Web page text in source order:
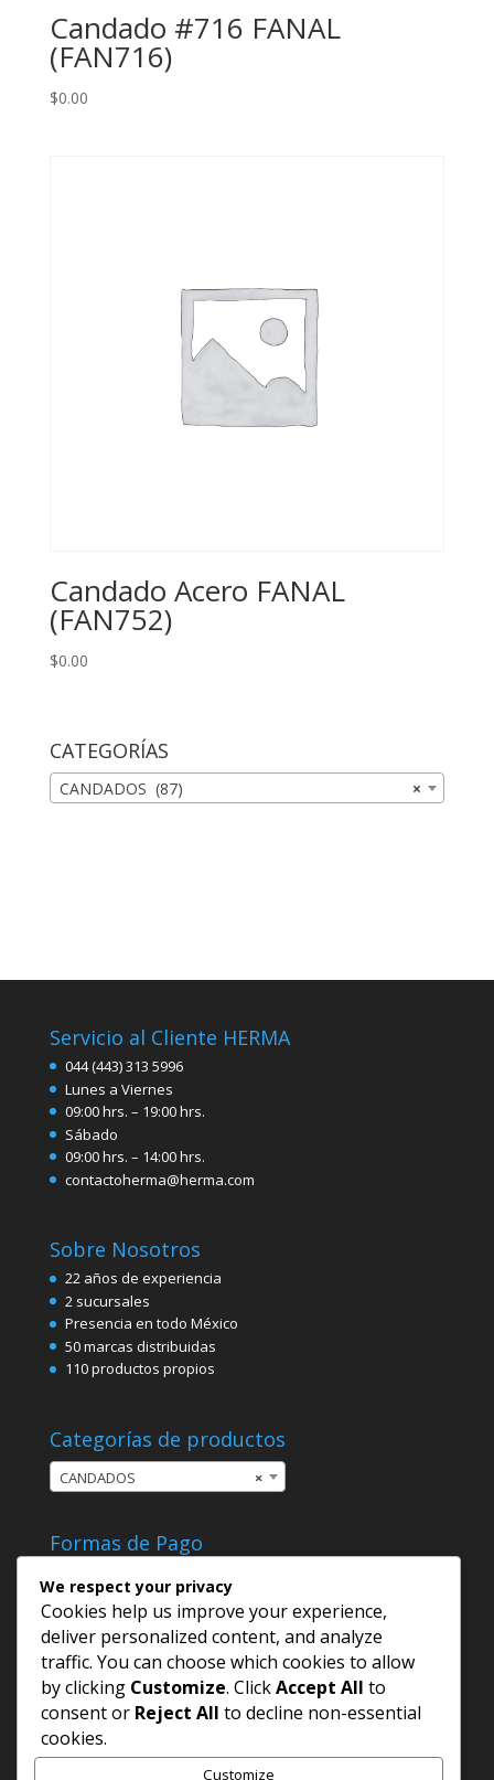
Candado #716 FANAL
(FAN716)
$0.00
Candado Acero FANAL
(FAN752)
$0.00
CATEGORÍAS
×
CANDADOS (87)
Servicio al Cliente HERMA
044 (443) 313 5996
Lunes a Viernes
09:00 hrs. – 19:00 hrs.
Sábado
09:00 hrs. – 14:00 hrs.
contactoherma@herma.com
Sobre Nosotros
22 años de experiencia
2 sucursales
Presencia en todo México
50 marcas distribuidas
110 productos propios
Categorías de productos
×
CANDADOS
Formas de Pago
We respect your privacy
Cookies help us improve your experience,
deliver personalized content, and analyze
traffic. You can choose which cookies to allow
by clicking Customize. ClickAccept All to
consent or Reject All to decline non-essential
cookies.
Customize